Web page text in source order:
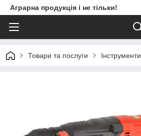
Аграрна продукція і не тільки!
Товари та послуги Інструменти